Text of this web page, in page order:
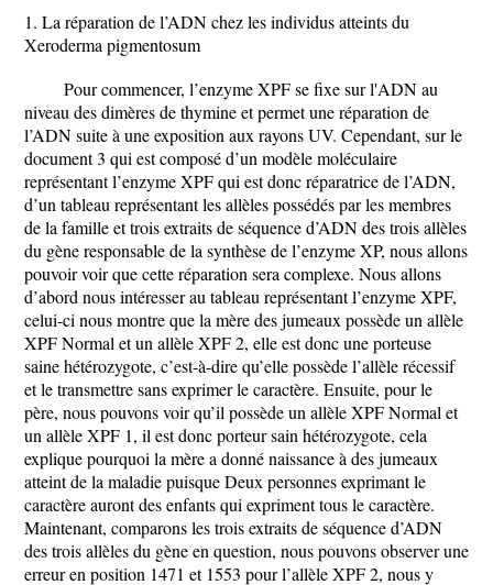
1. La réparation de l’ADN chez les individus atteints du
Xeroderma pigmentosum
Pour commencer, l’enzyme XPF se fixe sur l'ADN au
niveau des dimères de thymine et permet une réparation de
l’ADN suite à une exposition aux rayons UV. Cependant, sur le
document 3 qui est composé d’un modèle moléculaire
représentant l’enzyme XPF qui est donc réparatrice de l’ADN,
d’un tableau représentant les allèles possédés par les membres
de la famille et trois extraits de séquence d’ADN des trois allèles
du gène responsable de la synthèse de l’enzyme XP, nous allons
pouvoir voir que cette réparation sera complexe. Nous allons
d’abord nous intéresser au tableau représentant l’enzyme XPF,
celui-ci nous montre que la mère des jumeaux possède un allèle
XPF Normal et un allèle XPF 2, elle est donc une porteuse
saine hétérozygote, c’est-à-dire qu’elle possède l’allèle récessif
et le transmettre sans exprimer le caractère. Ensuite, pour le
père, nous pouvons voir qu’il possède un allèle XPF Normal et
un allèle XPF 1, il est donc porteur sain hétérozygote, cela
explique pourquoi la mère a donné naissance à des jumeaux
atteint de la maladie puisque Deux personnes exprimant le
caractère auront des enfants qui expriment tous le caractère.
Maintenant, comparons les trois extraits de séquence d’ADN
des trois allèles du gène en question, nous pouvons observer une
erreur en position 1471 et 1553 pour l’allèle XPF 2, nous y